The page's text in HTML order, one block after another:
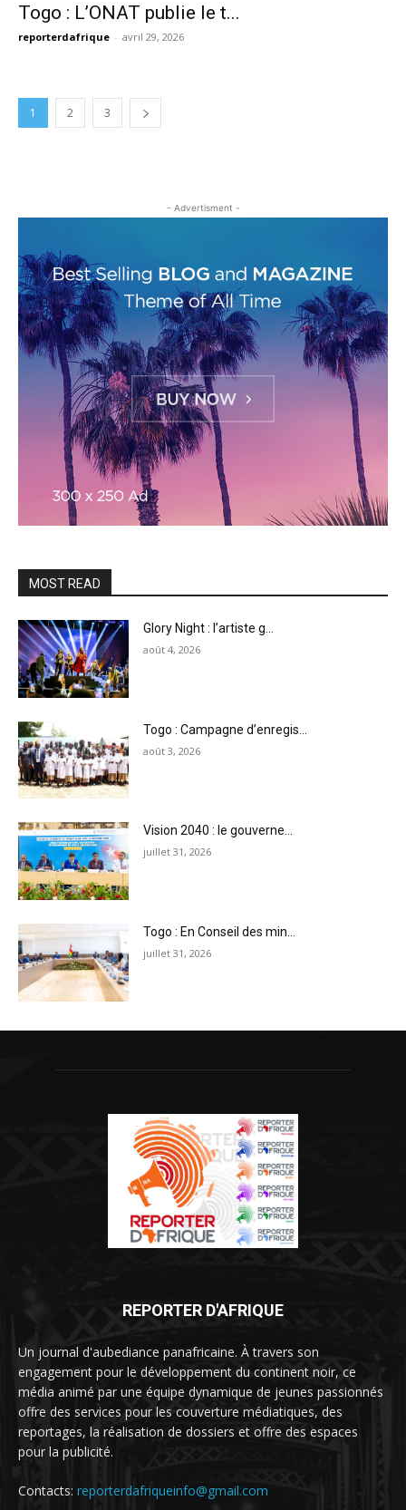
Togo : L’ONAT publie le t...
reporterdafrique - avril 29, 2026
1 2 3
- Advertisment -
MOST READ
Glory Night : l’artiste g...
août 4, 2026
Togo : Campagne d’enregis...
août 3, 2026
Vision 2040 : le gouverne...
juillet 31, 2026
Togo : En Conseil des min...
juillet 31, 2026
REPORTER D'AFRIQUE
Un journal d'aubediance panafricaine. À travers son
engagement pour le développement du continent noir, ce
média animé par une équipe dynamique de jeunes passionnés
offre des services pour les couverture médiatiques, des
reportages, la réalisation de dossiers et offre des espaces
pour la publicité.
Contacts: reporterdafriqueinfo@gmail.com